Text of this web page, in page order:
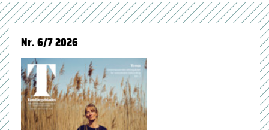
Nr. 6/7 2026